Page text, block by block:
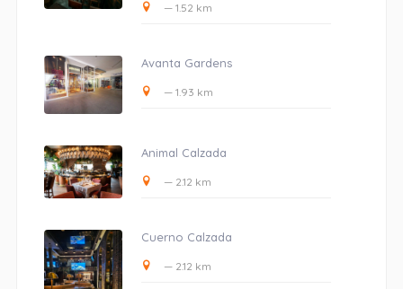
— 1.52 km
Avanta Gardens
— 1.93 km
Animal Calzada
— 2.12 km
Cuerno Calzada
— 2.12 km